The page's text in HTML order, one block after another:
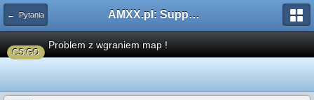
← Pytania AMXX.pl: Support AMX Mod X i SourceMod
CS:GO
Problem z wgraniem map !